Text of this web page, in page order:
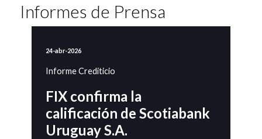
Informes de Prensa
24-abr-2026
Informe Crediticio
FIX confirma la
calificación de Scotiabank
Uruguay S.A.